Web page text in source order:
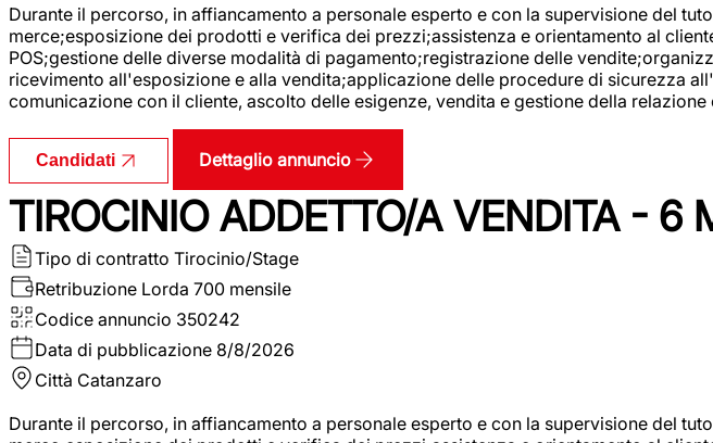
Durante il percorso, in affiancamento a personale esperto e con la supervisione del
merce;esposizione dei prodotti e verifica dei prezzi;assistenza e orientamento al
POS;gestione delle diverse modalità di pagamento;registrazione delle
ricevimento all'esposizione e alla vendita;applicazione delle procedure di sicurezza
comunicazione con il cliente, ascolto delle esigenze, vendita e gestione della
Candidati Dettaglio annuncio
TIROCINIO ADDETTO/A VENDITA - 6
Tipo di contratto Tirocinio/Stage
Retribuzione Lorda 700 mensile
Codice annuncio 350242
Data di pubblicazione 8/8/2026
Città Catanzaro
Durante il percorso, in affiancamento a personale esperto e con la supervisione del